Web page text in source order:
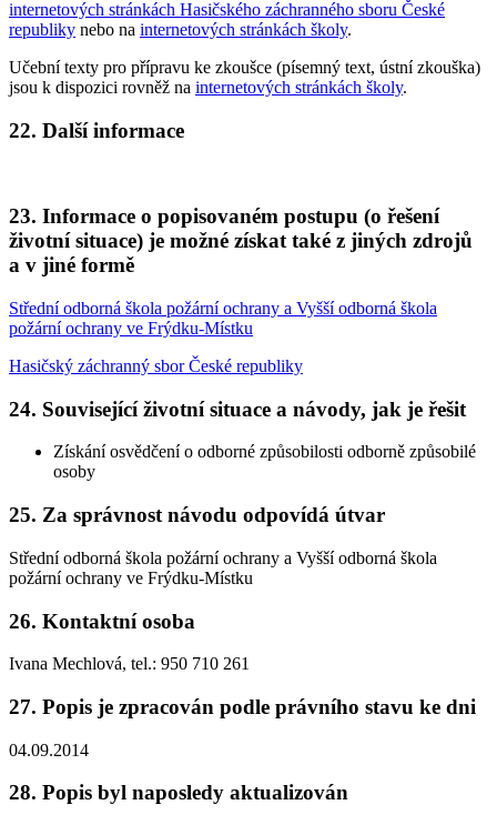
internetových stránkách Hasičského záchranného sboru České
republiky nebo na internetových stránkách školy.
Učební texty pro přípravu ke zkoušce (písemný text, ústní zkouška)
jsou k dispozici rovněž na internetových stránkách školy.
22. Další informace
23. Informace o popisovaném postupu (o řešení
životní situace) je možné získat také z jiných zdrojů
a v jiné formě
Střední odborná škola požární ochrany a Vyšší odborná škola
požární ochrany ve Frýdku-Místku
Hasičský záchranný sbor České republiky
24. Související životní situace a návody, jak je řešit
Získání osvědčení o odborné způsobilosti odborně způsobilé
osoby
25. Za správnost návodu odpovídá útvar
Střední odborná škola požární ochrany a Vyšší odborná škola
požární ochrany ve Frýdku-Místku
26. Kontaktní osoba
Ivana Mechlová, tel.: 950 710 261
27. Popis je zpracován podle právního stavu ke dni
04.09.2014
28. Popis byl naposledy aktualizován